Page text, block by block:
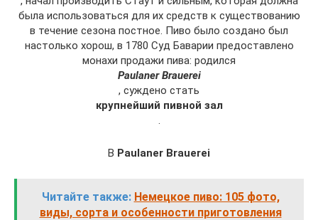
была использоваться для их средств к существованию
в течение сезона постное. Пиво было создано был
настолько хорош, в 1780 Суд Баварии предоставлено
монахи продажи пива: родился
Paulaner Brauerei
, суждено стать
крупнейший пивной зал
.
В Paulaner Brauerei
Читайте также: Немецкое пиво: 105 фото,
виды, сорта и особенности приготовления